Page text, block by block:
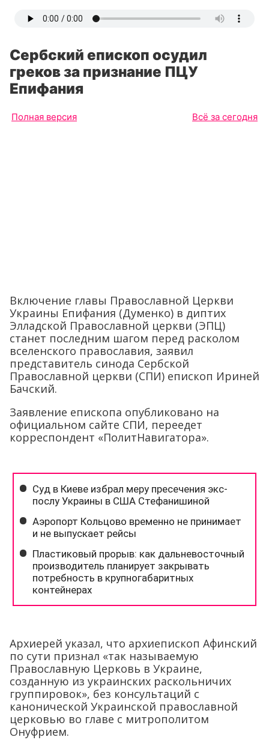
Сербский епископ осудил
греков за признание ПЦУ
Епифания
Полная версия Всё за сегодня
Включение главы Православной Церкви
Украины Епифания (Думенко) в диптих
Элладской Правоcлавной церкви (ЭПЦ)
станет последним шагом перед расколом
вселенского православия, заявил
представитель синода Сербской
Православной церкви (СПИ) епископ Ириней
Бачский.
Заявление епископа опубликовано на
официальном сайте СПИ, переедет
корреспондент «ПолитНавигатора».
Архиерей указал, что архиепископ Афинский
по сути признал «так называемую
Православную Церковь в Украине,
созданную из украинских раскольничих
группировок», без консультаций с
канонической Украинской православной
церковью во главе с митрополитом
Онуфрием.